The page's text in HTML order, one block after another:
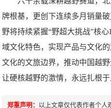
牌根基，更创下连续多月销量
野将持续紧握“野超大挑战”核
域文化特色，实现产品与文化
文化的文旅边界，推动中国越
让硬核越野的激情，永远扎根于
郑重声明： 以上文章仅代表作者个人